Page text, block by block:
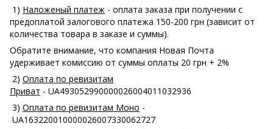
1) Наложеный платеж - оплата заказа при получении с
предоплатой залогового платежа 150-200 грн (зависит от
количества товара в заказе и суммы).
Обратите внимание, что компания Новая Почта
удерживает комиссию от суммы оплаты 20 грн + 2%
2) Оплата по ревизитам
Приват - UA493052990000026004011032936
3) Оплата по ревизитам Моно -
UA163220010000026007330062727